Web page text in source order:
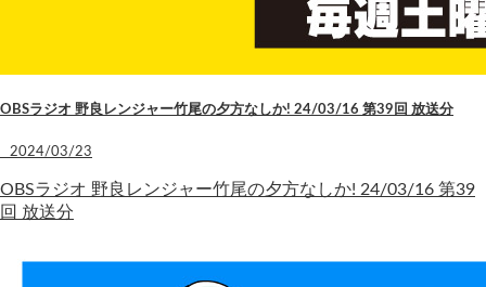
OBSラジオ 野良レンジャー竹尾の夕方なしか! 24/03/16 第39回 放送分
2024/03/23
OBSラジオ 野良レンジャー竹尾の夕方なしか! 24/03/16 第39
回 放送分